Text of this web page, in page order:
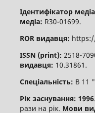
Ідентифікатор медіа
медіа: R30-01699.
ROR видавця:
ISSN (print): 2518-
видавця: 10.31861.
Спеціальність: В 11
Рік заснування: 1996.
рази на рік. Мови